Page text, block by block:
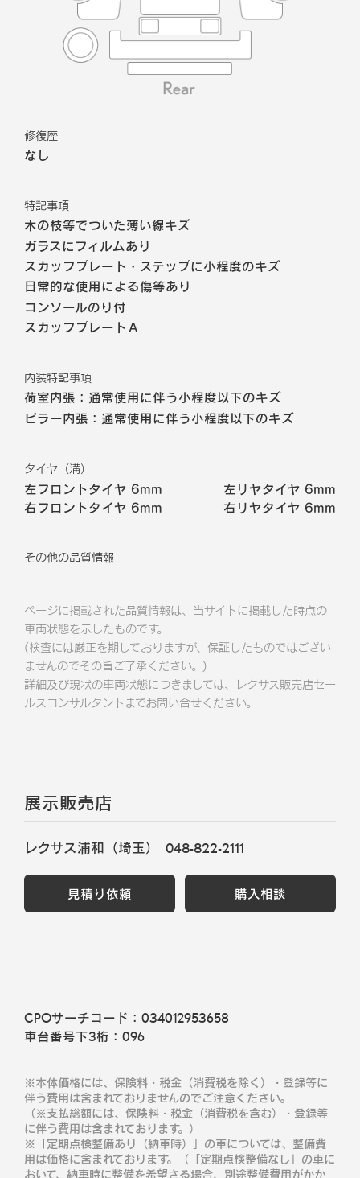
修復歴
なし
特記事項
木の枝等でついた薄い線キズ
ガラスにフィルムあり
スカッフプレート・ステップに小程度のキズ
日常的な使用による傷等あり
コンソールのり付
スカッフプレートＡ
内装特記事項
荷室内張：通常使用に伴う小程度以下のキズ
ピラー内張：通常使用に伴う小程度以下のキズ
タイヤ（溝）
左フロントタイヤ 6mm 左リヤタイヤ 6mm
右フロントタイヤ 6mm 右リヤタイヤ 6mm
その他の品質情報
ページに掲載された品質情報は、当サイトに掲載した時点の
車両状態を示したものです。
(検査には厳正を期しておりますが、保証したものではござい
ませんのでその旨ご了承ください。)
詳細及び現状の車両状態につきましては、レクサス販売店セー
ルスコンサルタントまでお問い合せください。
展示販売店
レクサス浦和（埼玉） 048-822-2111
見積り依頼 購入相談
CPOサーチコード： 034012953658
車台番号下3桁： 096
※本体価格には、保険料・税金（消費税を除く）・登録等に
伴う費用は含まれておりませんのでご注意ください。
（※支払総額には、保険料・税金（消費税を含む）・登録等
に伴う費用は含まれております。）
※「定期点検整備あり（納車時）」の車については、整備費
用は価格に含まれております。（「定期点検整備なし」の車に
おいて、納車時に整備を希望さる場合、別途整備費用がかか